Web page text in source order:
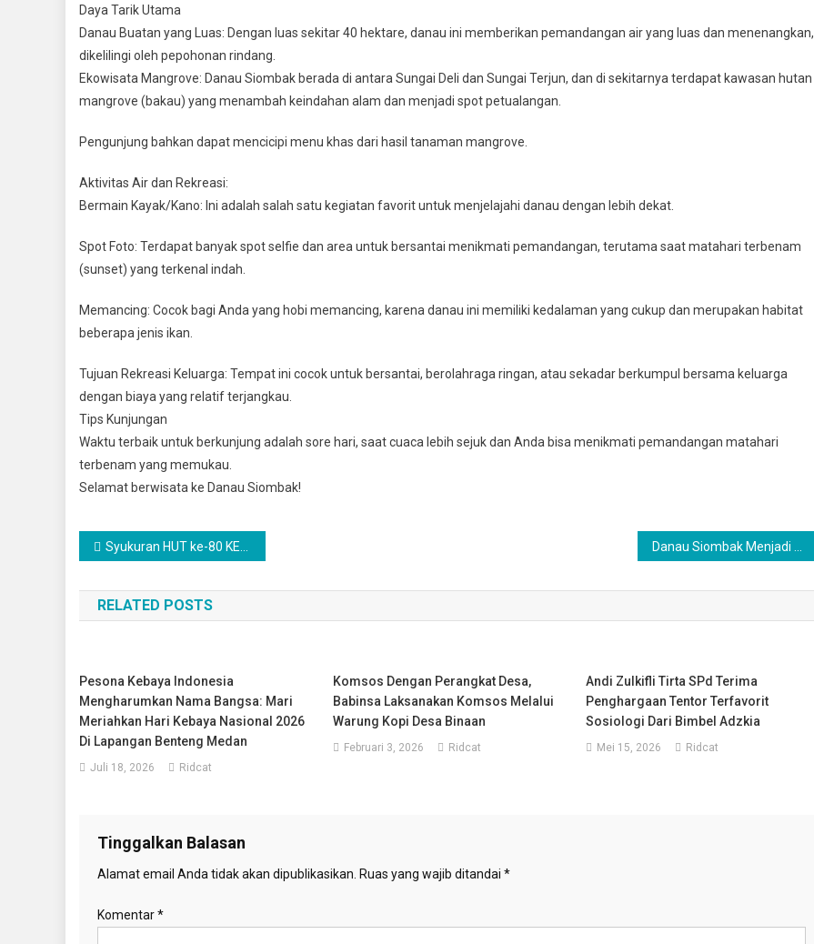
​Daya Tarik Utama
​Danau Buatan yang Luas: Dengan luas sekitar 40 hektare, danau ini memberikan pemandangan air yang luas dan menenangkan,
dikelilingi oleh pepohonan rindang.
​Ekowisata Mangrove: Danau Siombak berada di antara Sungai Deli dan Sungai Terjun, dan di sekitarnya terdapat kawasan hutan
mangrove (bakau) yang menambah keindahan alam dan menjadi spot petualangan.
Pengunjung bahkan dapat mencicipi menu khas dari hasil tanaman mangrove.
​Aktivitas Air dan Rekreasi:
​Bermain Kayak/Kano: Ini adalah salah satu kegiatan favorit untuk menjelajahi danau dengan lebih dekat.
​Spot Foto: Terdapat banyak spot selfie dan area untuk bersantai menikmati pemandangan, terutama saat matahari terbenam
(sunset) yang terkenal indah.
​Memancing: Cocok bagi Anda yang hobi memancing, karena danau ini memiliki kedalaman yang cukup dan merupakan habitat
beberapa jenis ikan.
​Tujuan Rekreasi Keluarga: Tempat ini cocok untuk bersantai, berolahraga ringan, atau sekadar berkumpul bersama keluarga
dengan biaya yang relatif terjangkau.
​Tips Kunjungan
​Waktu terbaik untuk berkunjung adalah sore hari, saat cuaca lebih sejuk dan Anda bisa menikmati pemandangan matahari
terbenam yang memukau.
​Selamat berwisata ke Danau Siombak!
Navigasi
pos
Syukuran HUT ke-80 KESAD di Makesdam I/BB Berlangsung Khidmat dan Penuh Kebersamaan
RELATED POSTS
Pesona Kebaya Indonesia
Mengharumkan Nama Bangsa: Mari
Meriahkan Hari Kebaya Nasional 2026
Di Lapangan Benteng Medan
Juli 18, 2026 Ridcat
Komsos Dengan Perangkat Desa,
Babinsa Laksanakan Komsos Melalui
Warung Kopi Desa Binaan
Februari 3, 2026 Ridcat
Andi Zulkifli Tirta SPd Terima
Penghargaan Tentor Terfavorit
Sosiologi Dari Bimbel Adzkia
Mei 15, 2026 Ridcat
Tinggalkan Balasan
Alamat email Anda tidak akan dipublikasikan. Ruas yang wajib ditandai *
Komentar*